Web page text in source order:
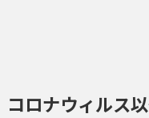
ロナウィルス